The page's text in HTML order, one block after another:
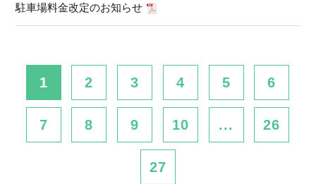
駐車場料金改定のお知らせ
1 2 3 4 5 6
7 8 9 10 ... 26
27